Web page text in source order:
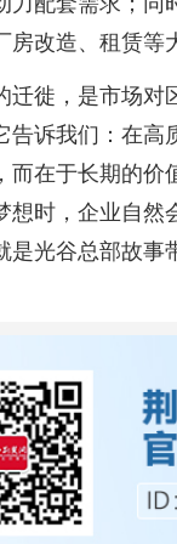
房改造、租赁等
迁徙，是市场对
告诉我们：在高
而在于长期的价
想时，企业自然
是光谷总部故事